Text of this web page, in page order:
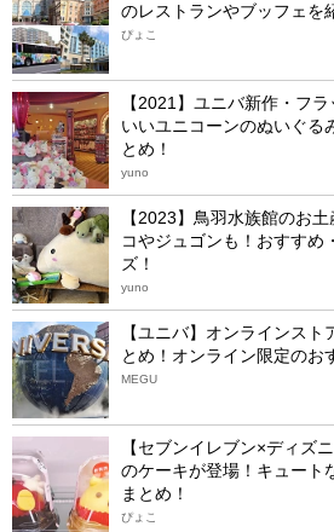
のレストランやブッフェを
ぴょこ
【2021】ユニバ新作・フ
いいユニコーンのぬいぐる
とめ！
yuno
【2023】鳥羽水族館のお
コやジュゴンも！おすすめ
ズ！
yuno
【ユニバ】オンラインス
とめ！オンライン限定のお
MEGU
【セブンイレブン×ディズ
のケーキが登場！キュート
まとめ！
ぴょこ